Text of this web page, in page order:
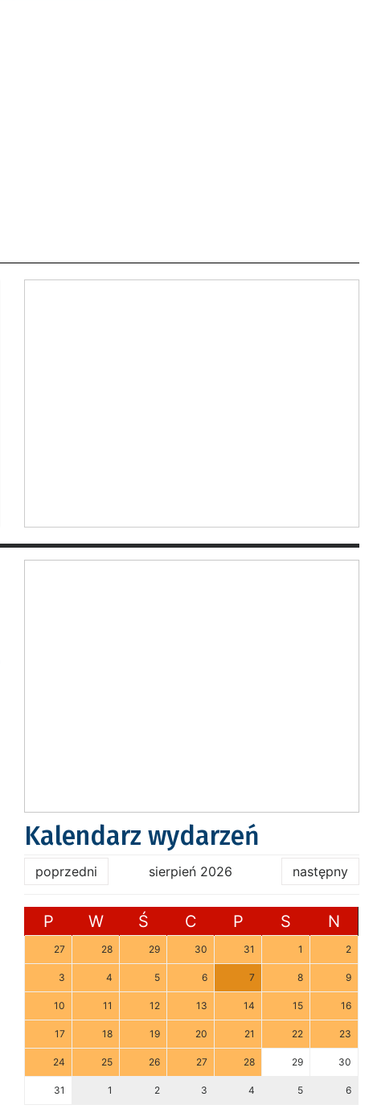
Kalendarz wydarzeń
poprzedni sierpień 2026 następny
P W Ś C P S N
27 28 29 30 31 1 2
3 4 5 6 7 8 9
10 11 12 13 14 15 16
17 18 19 20 21 22 23
24 25 26 27 28 29 30
31 1 2 3 4 5 6